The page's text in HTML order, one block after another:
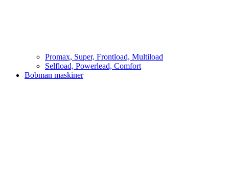
Promax, Super, Frontload, Multiload
Selfload, Powerlead, Comfort
Bobman maskiner